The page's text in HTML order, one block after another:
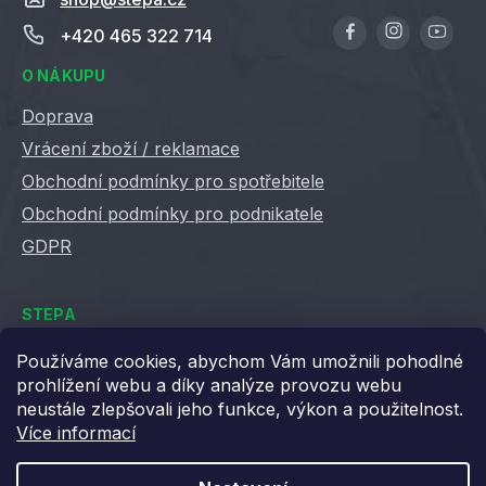
Používáme cookies, abychom Vám umožnili pohodlné
prohlížení webu a díky analýze provozu webu
neustále zlepšovali jeho funkce, výkon a použitelnost.
Více informací
+420 465 322 714
O NÁKUPU
Doprava
Vrácení zboží / reklamace
Obchodní podmínky pro spotřebitele
Obchodní podmínky pro podnikatele
GDPR
STEPA
Kontakty
Kariéra ve Stepě
Věrnostní slevy